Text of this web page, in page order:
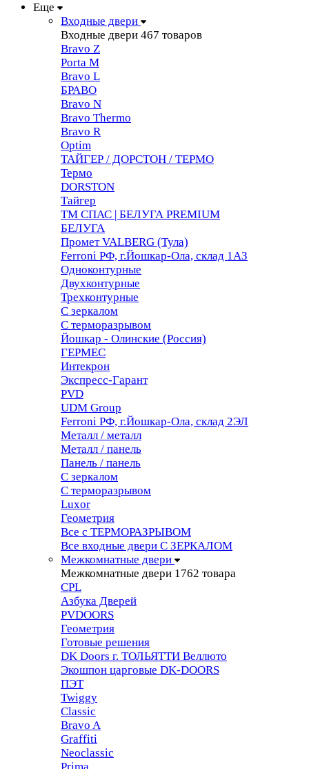
Еще
Входные двери
Входные двери 467 товаров
Bravo Z
Porta М
Bravo L
БРАВО
Bravo N
Bravo Thermo
Bravo R
Optim
ТАЙГЕР / ДОРСТОН / ТЕРМО
Термо
DORSTON
Тайгер
ТМ СПАС | БЕЛУГА PREMIUM
БЕЛУГА
Промет VALBERG (Тула)
Ferroni РФ, г.Йошкар-Ола, склад 1АЗ
Одноконтурные
Двухконтурные
Трехконтурные
С зеркалом
С терморазрывом
Йошкар - Олинские (Россия)
ГЕРМЕС
Интекрон
Экспресс-Гарант
PVD
UDM Group
Ferroni РФ, г.Йошкар-Ола, склад 2ЭЛ
Металл / металл
Металл / панель
Панель / панель
С зеркалом
С терморазрывом
Luxor
Геометрия
Все с ТЕРМОРАЗРЫВОМ
Все входные двери С ЗЕРКАЛОМ
Межкомнатные двери
Межкомнатные двери 1762 товара
CPL
Азбука Дверей
PVDOORS
Геометрия
Готовые решения
DK Doors г. ТОЛЬЯТТИ Веллюто
Экошпон царговые DK-DOORS
ПЭТ
Twiggy
Classic
Bravo A
Graffiti
Neoclassic